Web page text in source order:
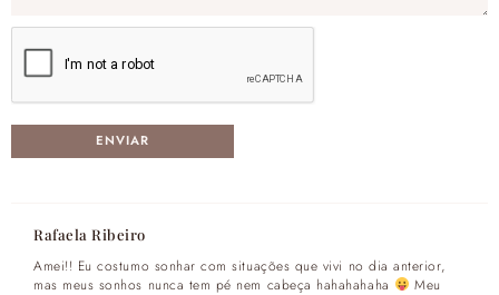
Rafaela Ribeiro
Amei!! Eu costumo sonhar com situações que vivi no dia anterior,
mas meus sonhos nunca tem pé nem cabeça hahahahaha
Meu